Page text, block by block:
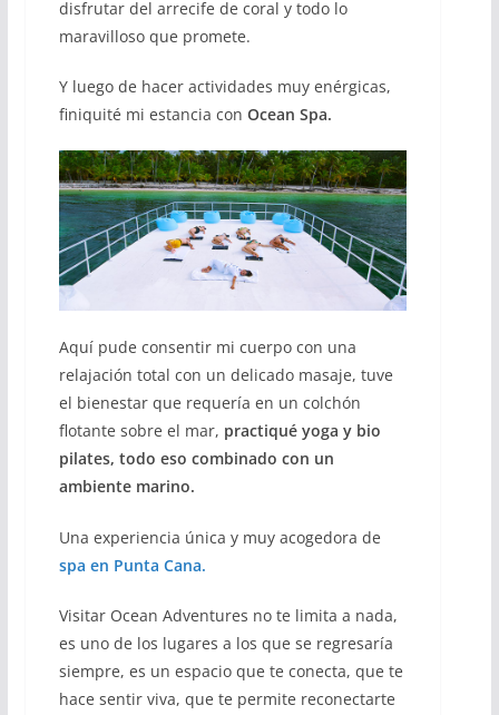
disfrutar del arrecife de coral y todo lo
maravilloso que promete.
Y luego de hacer actividades muy enérgicas,
finiquité mi estancia con Ocean Spa.
Aquí pude consentir mi cuerpo con una
relajación total con un delicado masaje, tuve
el bienestar que requería en un colchón
flotante sobre el mar, practiqué yoga y bio
pilates, todo eso combinado con un
ambiente marino.
Una experiencia única y muy acogedora de
spa en Punta Cana.
Visitar Ocean Adventures no te limita a nada,
es uno de los lugares a los que se regresaría
siempre, es un espacio que te conecta, que te
hace sentir viva, que te permite reconectarte